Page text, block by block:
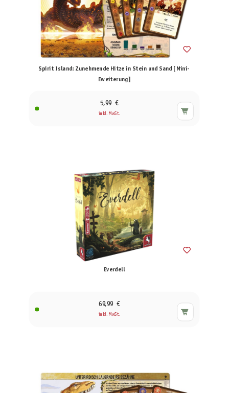
Spirit Island: Zunehmende Hitze in Stein und Sand [Mini-
Eweiterung]
5,99 €
inkl. MwSt.
Everdell
69,99 €
inkl. MwSt.